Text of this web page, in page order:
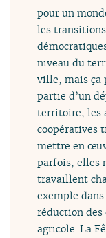
pour un
les
niveau du
ville, mais ça
partie d’un
territoire, les
coopératives
mettre en
parfois, elles
travaillent
exemple
réduction des
agricole. La